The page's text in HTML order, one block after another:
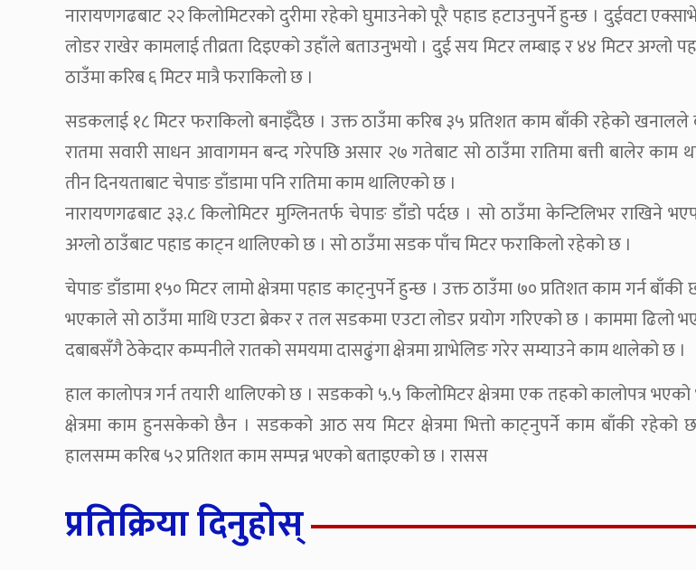
नारायणगढबाट २२ किलोमिटरको दुरीमा रहेको घुमाउनेको पूरै पहाड हटाउनुपर्ने हुन्छ । दुईवटा
लोडर राखेर कामलाई तीव्रता दिइएको उहाँले बताउनुभयो । दुई सय मिटर लम्बाइ र ४४ मिटर अग्लो
ठाउँमा करिब ६ मिटर मात्रै फराकिलो छ ।
सडकलाई १८ मिटर फराकिलो बनाइँदैछ । उक्त ठाउँमा करिब ३५ प्रतिशत काम बाँकी रहेको खनालले
रातमा सवारी साधन आवागमन बन्द गरेपछि असार २७ गतेबाट सो ठाउँमा रातिमा बत्ती बालेर काम
तीन दिनयताबाट चेपाङ डाँडामा पनि रातिमा काम थालिएको छ ।
नारायणगढबाट ३३.८ किलोमिटर मुग्लिनतर्फ चेपाङ डाँडो पर्दछ । सो ठाउँमा केन्टिलिभर राखिने
अग्लो ठाउँबाट पहाड काट्न थालिएको छ । सो ठाउँमा सडक पाँच मिटर फराकिलो रहेको छ ।
चेपाङ डाँडामा १५० मिटर लामो क्षेत्रमा पहाड काट्नुपर्ने हुन्छ । उक्त ठाउँमा ७० प्रतिशत काम गर्न बाँकी
भएकाले सो ठाउँमा माथि एउटा ब्रेकर र तल सडकमा एउटा लोडर प्रयोग गरिएको छ । काममा ढिलो
दबाबसँगै ठेकेदार कम्पनीले रातको समयमा दासढुंगा क्षेत्रमा ग्राभेलिङ गरेर सम्याउने काम थालेको छ ।
हाल कालोपत्र गर्न तयारी थालिएको छ । सडकको ५.५ किलोमिटर क्षेत्रमा एक तहको कालोपत्र
क्षेत्रमा काम हुनसकेको छैन । सडकको आठ सय मिटर क्षेत्रमा भित्तो काट्नुपर्ने काम बाँकी
हालसम्म करिब ५२ प्रतिशत काम सम्पन्न भएको बताइएको छ । रासस
प्रतिक्रिया दिनुहोस्